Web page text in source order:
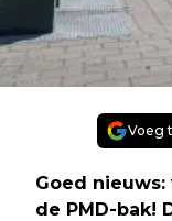
Voeg
Goed
de PMD-bak!